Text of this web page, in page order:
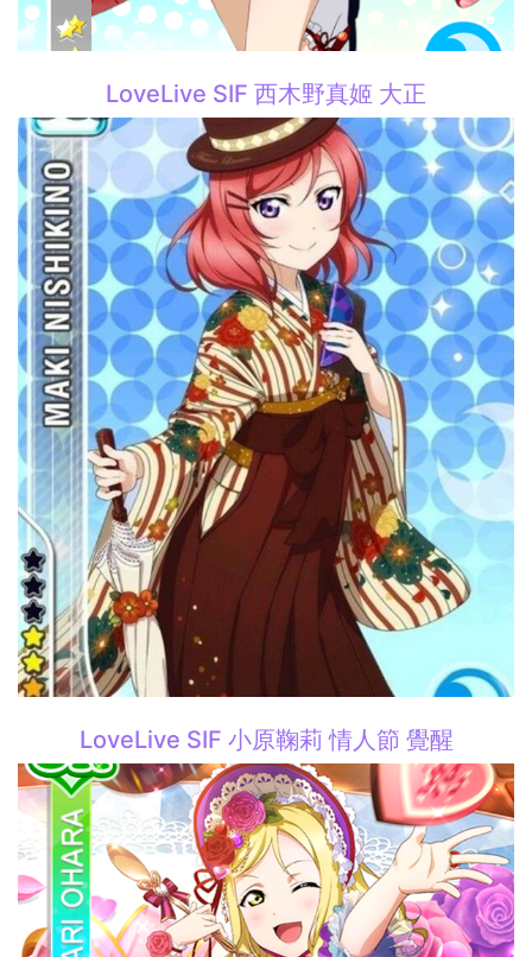
LoveLive SIF 西木野真姬 大正
LoveLive SIF 小原鞠莉 情人節 覺醒